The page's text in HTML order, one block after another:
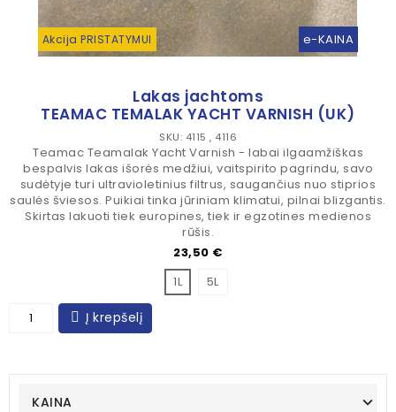
KAINA
Akcija PRISTATYMUI e-KAINA
Lakas jachtoms
TEAMAC TEMALAK YACHT VARNISH (UK)
SKU: 4115 , 4116
Teamac Teamalak Yacht Varnish - labai ilgaamžiškas
bespalvis lakas išorės medžiui, vaitspirito pagrindu, savo
sudėtyje turi ultravioletinius filtrus, saugančius nuo stiprios
saulės šviesos. Puikiai tinka jūriniam klimatui, pilnai blizgantis.
Skirtas lakuoti tiek europines, tiek ir egzotines medienos
rūšis.
Kaina
23,50 €
1L
5L
Į krepšelį